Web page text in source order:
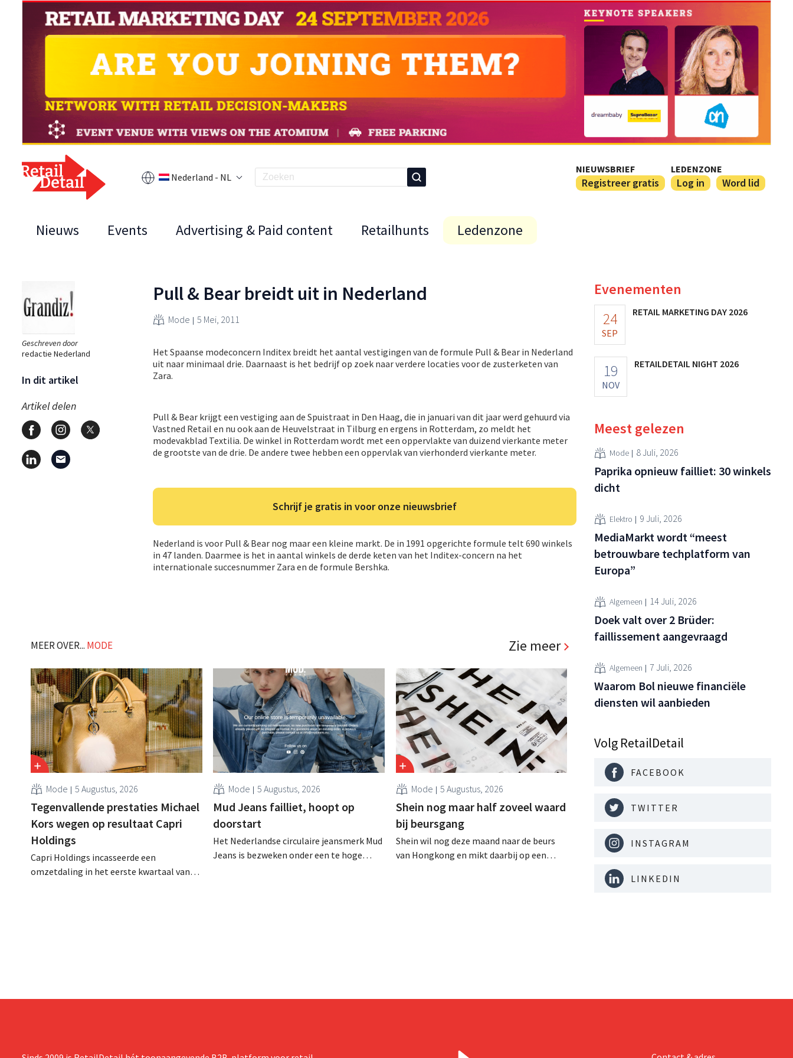
Nederland - NL
NIEUWSBRIEF
Registreer gratis
LEDENZONE
Log in Word lid
Nieuws Events Advertising & Paid content Retailhunts Ledenzone
Geschreven door
redactie Nederland
In dit artikel
Artikel delen
Pull & Bear breidt uit in Nederland
Mode 5 Mei, 2011
Het Spaanse modeconcern Inditex breidt het aantal vestigingen van de formule Pull & Bear in Nederland
uit naar minimaal drie. Daarnaast is het bedrijf op zoek naar verdere locaties voor de zusterketen van
Zara.
Pull & Bear krijgt een vestiging aan de Spuistraat in Den Haag, die in januari van dit jaar werd gehuurd via
Vastned Retail en nu ook aan de Heuvelstraat in Tilburg en ergens in Rotterdam, zo meldt het
modevakblad Textilia. De winkel in Rotterdam wordt met een oppervlakte van duizend vierkante meter
de grootste van de drie. De andere twee hebben een oppervlak van vierhonderd vierkante meter.
Schrijf je gratis in voor onze nieuwsbrief
Nederland is voor Pull & Bear nog maar een kleine markt. De in 1991 opgerichte formule telt 690 winkels
in 47 landen. Daarmee is het in aantal winkels de derde keten van het Inditex-concern na het
internationale succesnummer Zara en de formule Bershka.
MEER OVER... MODE Zie meer
Mode 5 Augustus, 2026
Tegenvallende prestaties Michael
Kors wegen op resultaat Capri
Holdings
Capri Holdings incasseerde een
omzetdaling in het eerste kwartaal van
Mode 5 Augustus, 2026
Mud Jeans failliet, hoopt op
doorstart
Het Nederlandse circulaire jeansmerk Mud
Jeans is bezweken onder een te hoge
Mode 5 Augustus, 2026
Shein nog maar half zoveel waard
bij beursgang
Shein wil nog deze maand naar de beurs
van Hongkong en mikt daarbij op een
Evenementen
24
SEP
RETAIL MARKETING DAY 2026
19
NOV
RETAILDETAIL NIGHT 2026
Meest gelezen
Mode 8 Juli, 2026
Paprika opnieuw failliet: 30 winkels
dicht
Elektro 9 Juli, 2026
MediaMarkt wordt “meest
betrouwbare techplatform van
Europa”
Algemeen 14 Juli, 2026
Doek valt over 2 Brüder:
faillissement aangevraagd
Algemeen 7 Juli, 2026
Waarom Bol nieuwe financiële
diensten wil aanbieden
Volg RetailDetail
FACEBOOK
TWITTER
INSTAGRAM
LINKEDIN